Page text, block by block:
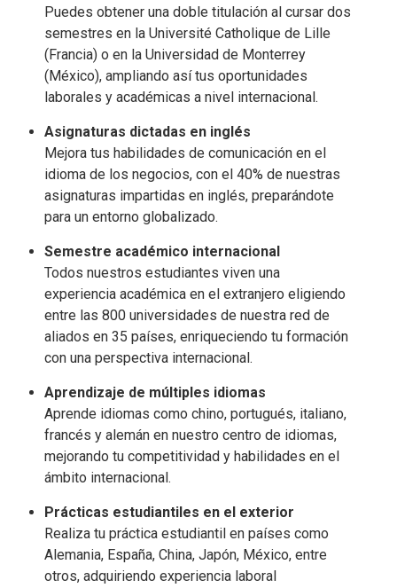
Puedes obtener una doble titulación al cursar dos
semestres en la Université Catholique de Lille
(Francia) o en la Universidad de Monterrey
(México), ampliando así tus oportunidades
laborales y académicas a nivel internacional.
Asignaturas dictadas en inglés
Mejora tus habilidades de comunicación en el
idioma de los negocios, con el 40% de nuestras
asignaturas impartidas en inglés, preparándote
para un entorno globalizado.
Semestre académico internacional
Todos nuestros estudiantes viven una
experiencia académica en el extranjero eligiendo
entre las 800 universidades de nuestra red de
aliados en 35 países, enriqueciendo tu formación
con una perspectiva internacional.
Aprendizaje de múltiples idiomas
Aprende idiomas como chino, portugués, italiano,
francés y alemán en nuestro centro de idiomas,
mejorando tu competitividad y habilidades en el
ámbito internacional.
Prácticas estudiantiles en el exterior
Realiza tu práctica estudiantil en países como
Alemania, España, China, Japón, México, entre
otros, adquiriendo experiencia laboral